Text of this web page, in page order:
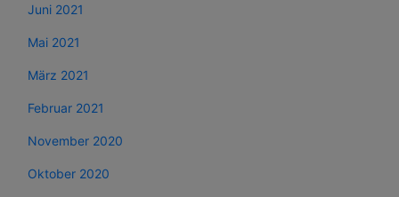
Juni 2021
Mai 2021
März 2021
Februar 2021
November 2020
Oktober 2020